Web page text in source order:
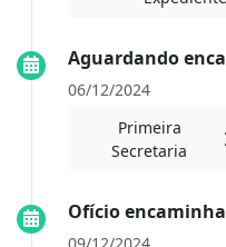
Aguardando
06/12/2024
Primeira
Secretaria
Ofício